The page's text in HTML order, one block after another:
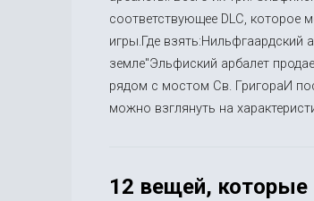
соответствующее DLC, которое
игры.Где взять:Нильфгаардский
земле"Эльфиский арбалет
рядом с мостом Св. ГригораИ
можно взглянуть на
12 вещей, которые